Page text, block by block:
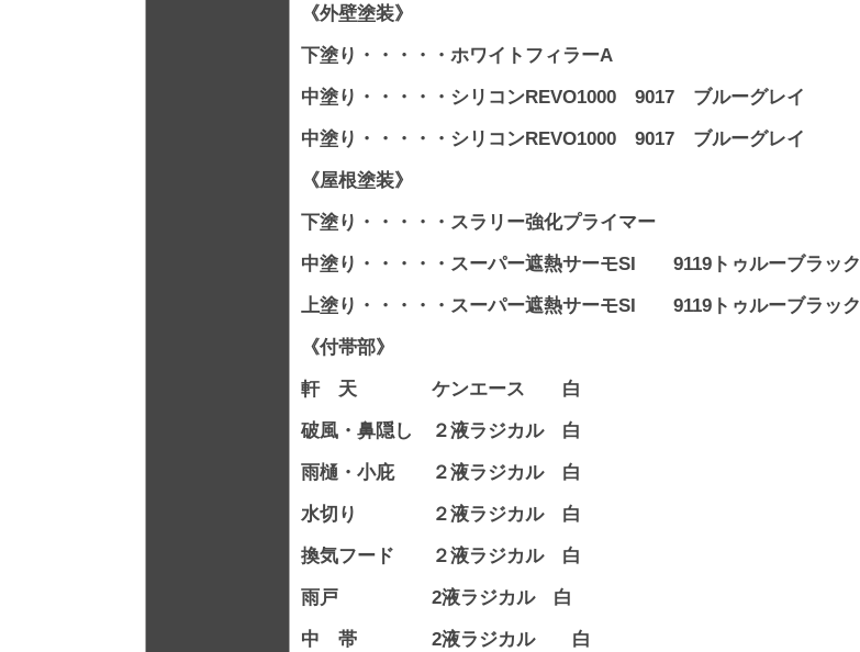
《外壁塗装》
下塗り・・・・・ホワイトフィラーA
中塗り・・・・・シリコンREVO1000 9017 ブルーグレイ
中塗り・・・・・シリコンREVO1000 9017 ブルーグレイ
《屋根塗装》
下塗り・・・・・スラリー強化プライマー
中塗り・・・・・スーパー遮熱サーモSI 9119トゥルーブラック
上塗り・・・・・スーパー遮熱サーモSI 9119トゥルーブラック
《付帯部》
軒 天 ケンエース 白
破風・鼻隠し ２液ラジカル 白
雨樋・小庇 ２液ラジカル 白
水切り ２液ラジカル 白
換気フード ２液ラジカル 白
雨戸 2液ラジカル 白
中 帯 2液ラジカル 白